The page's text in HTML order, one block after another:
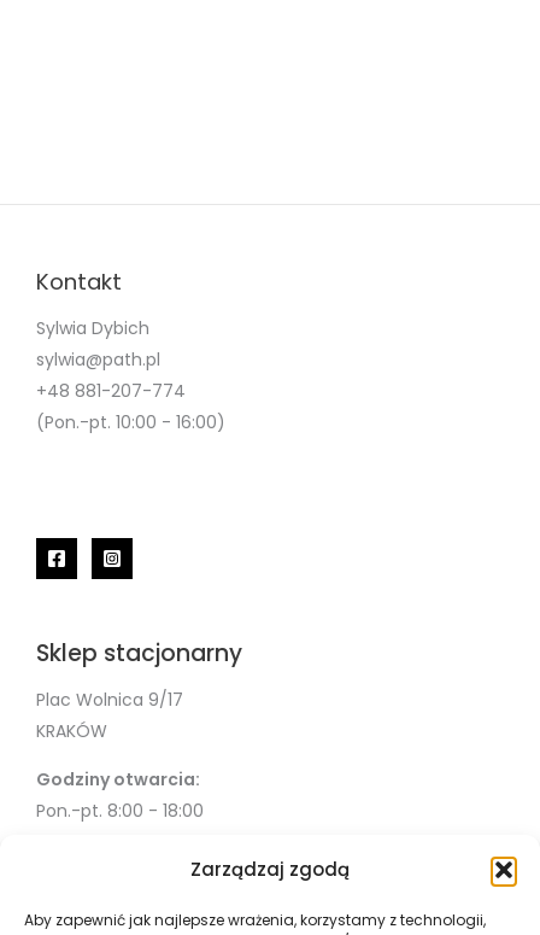
Zarządzaj zgodą
Aby zapewnić jak najlepsze wrażenia, korzystamy z technologii,
Kontakt
Sylwia Dybich
sylwia@path.pl
+48 881-207-774
(Pon.-pt. 10:00 - 16:00)
Sklep stacjonarny
Plac Wolnica 9/17
KRAKÓW
Godziny otwarcia:
Pon.-pt. 8:00 - 18:00